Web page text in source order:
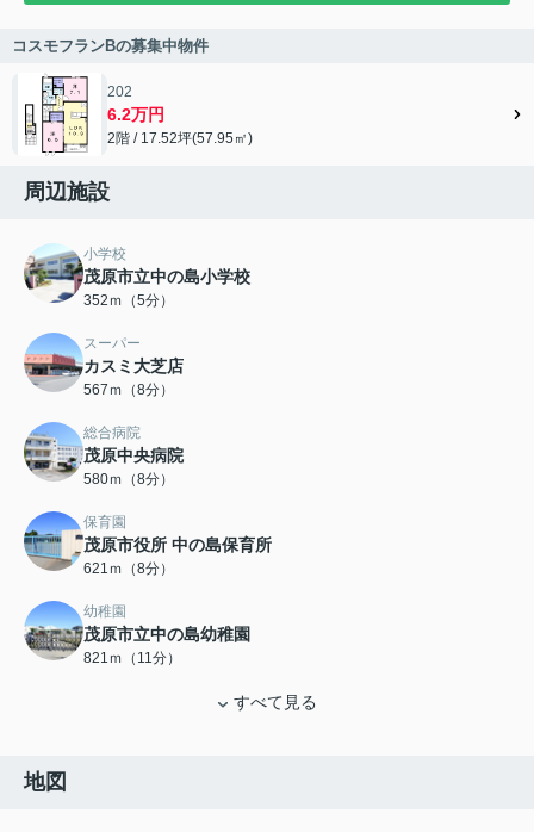
コスモフランBの募集中物件
202
6.2万円
2階 / 17.52坪(57.95㎡)
周辺施設
小学校
茂原市立中の島小学校
352ｍ（5分）
スーパー
カスミ大芝店
567ｍ（8分）
総合病院
茂原中央病院
580ｍ（8分）
保育園
茂原市役所 中の島保育所
621ｍ（8分）
幼稚園
茂原市立中の島幼稚園
821ｍ（11分）
すべて見る
地図